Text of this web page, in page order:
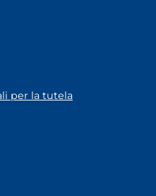
per la tutela